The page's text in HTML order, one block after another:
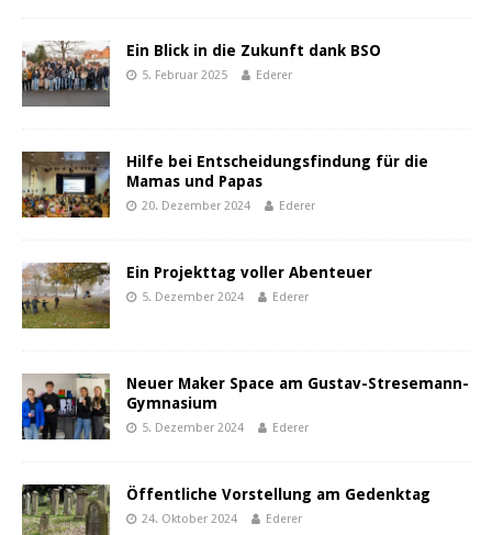
Ein Blick in die Zukunft dank BSO
5. Februar 2025 Ederer
Hilfe bei Entscheidungsfindung für die
Mamas und Papas
20. Dezember 2024 Ederer
Ein Projekttag voller Abenteuer
5. Dezember 2024 Ederer
Neuer Maker Space am Gustav-Stresemann-
Gymnasium
5. Dezember 2024 Ederer
Öffentliche Vorstellung am Gedenktag
24. Oktober 2024 Ederer